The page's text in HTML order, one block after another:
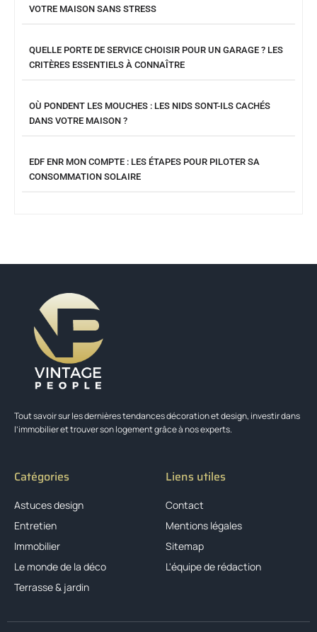
VOTRE MAISON SANS STRESS
QUELLE PORTE DE SERVICE CHOISIR POUR UN GARAGE ? LES
CRITÈRES ESSENTIELS À CONNAÎTRE
OÙ PONDENT LES MOUCHES : LES NIDS SONT-ILS CACHÉS
DANS VOTRE MAISON ?
EDF ENR MON COMPTE : LES ÉTAPES POUR PILOTER SA
CONSOMMATION SOLAIRE
Tout savoir sur les dernières tendances décoration et design, investir dans
l’immobilier et trouver son logement grâce à nos experts.
Catégories
Astuces design
Entretien
Immobilier
Le monde de la déco
Terrasse & jardin
Liens utiles
Contact
Mentions légales
Sitemap
L'équipe de rédaction